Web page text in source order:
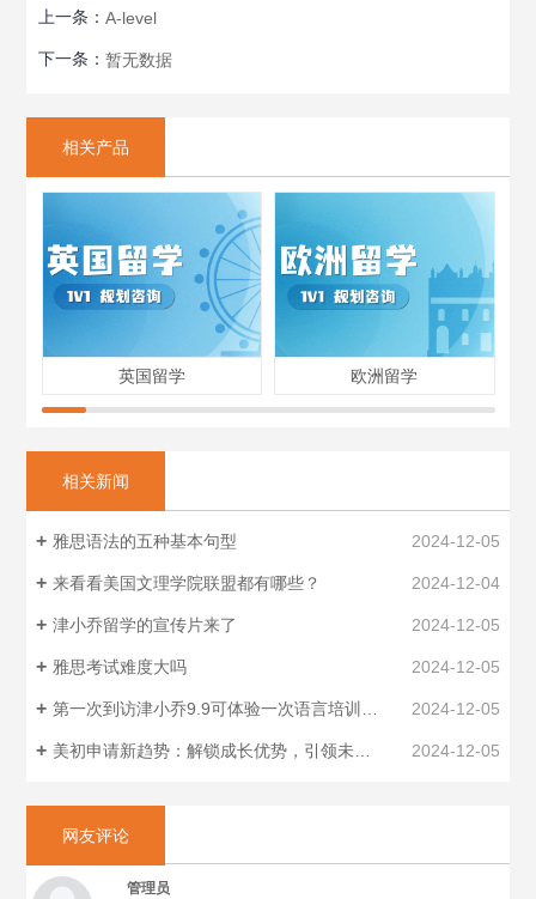
上一条： A-level
下一条：暂无数据
相关产品
英国留学 欧洲留学
相关新闻
雅思语法的五种基本句型 2024-12-05
来看看美国文理学院联盟都有哪些？ 2024-12-04
津小乔留学的宣传片来了 2024-12-05
雅思考试难度大吗 2024-12-05
第一次到访津小乔9.9可体验一次语言培训中一项科目的试听课 2024-12-05
美初申请新趋势：解锁成长优势，引领未来航向 2024-12-05
网友评论
管理员